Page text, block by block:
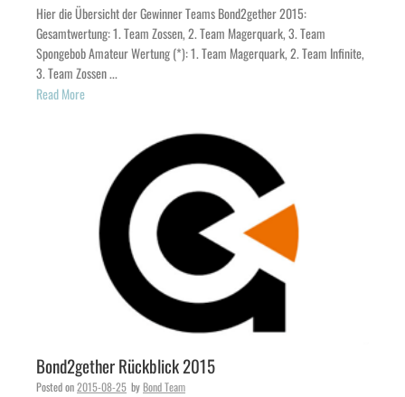
Hier die Übersicht der Gewinner Teams Bond2gether 2015:
Gesamtwertung: 1. Team Zossen, 2. Team Magerquark, 3. Team
Spongebob Amateur Wertung (*): 1. Team Magerquark, 2. Team Infinite,
3. Team Zossen ...
Read More
Bond2gether Rückblick 2015
Posted on2015-08-25 byBond Team